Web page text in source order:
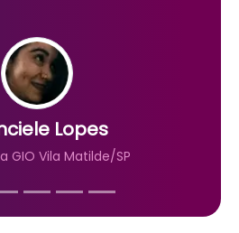
Lopes
GIO Vila Matilde/SP